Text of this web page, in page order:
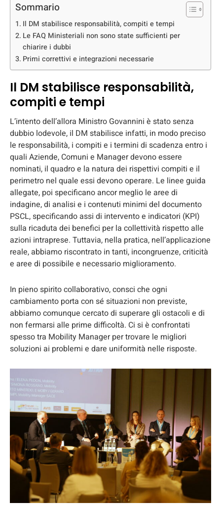
Sommario
Il DM stabilisce responsabilità, compiti e tempi
Le FAQ Ministeriali non sono state sufficienti per
chiarire i dubbi
Primi correttivi e integrazioni necessarie
Il DM stabilisce responsabilità,
compiti e tempi
L’intento dell’allora Ministro Govannini è stato senza
dubbio lodevole, il DM stabilisce infatti, in modo preciso
le responsabilità, i compiti e i termini di scadenza entro i
quali Aziende, Comuni e Manager devono essere
nominati, il quadro e la natura dei rispettivi compiti e il
perimetro nel quale essi devono operare. Le linee guida
allegate, poi specificano ancor meglio le aree di
indagine, di analisi e i contenuti minimi del documento
PSCL, specificando assi di intervento e indicatori (KPI)
sulla ricaduta dei benefici per la collettività rispetto alle
azioni intraprese. Tuttavia, nella pratica, nell’applicazione
reale, abbiamo riscontrato in tanti, incongruenze, criticità
e aree di possibile e necessario miglioramento.
In pieno spirito collaborativo, consci che ogni
cambiamento porta con sé situazioni non previste,
abbiamo comunque cercato di superare gli ostacoli e di
non fermarsi alle prime difficoltà. Ci si è confrontati
spesso tra Mobility Manager per trovare le migliori
soluzioni ai problemi e dare uniformità nelle risposte.